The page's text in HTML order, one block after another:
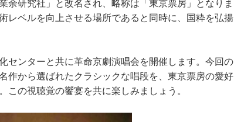
余研究社」と改名され、略称は「東京票房」となりま
レベルを向上させる場所であると同時に、国粋を弘揚
センターと共に革命京劇演唱会を開催します。今回の
作から選ばれたクラシックな唱段を、東京票房の愛好
の視聴覚の饗宴を共に楽しみましょう。